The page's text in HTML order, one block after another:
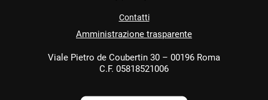
Contatti
Amministrazione trasparente
Viale Pietro de Coubertin 30 – 00196 Roma
C.F. 05818521006